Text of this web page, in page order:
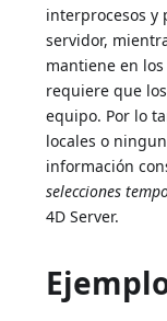
interprocesos y
servidor,
mantiene en los
requiere que
equipo. Por lo
locales o
información
selecciones
4D Server.